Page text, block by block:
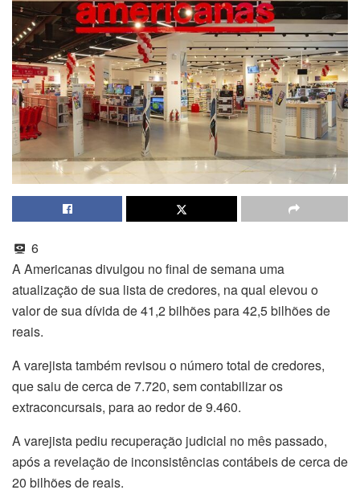
6
A Americanas divulgou no final de semana uma
atualização de sua lista de credores, na qual elevou o
valor de sua dívida de 41,2 bilhões para 42,5 bilhões de
reais.
A varejista também revisou o número total de credores,
que saiu de cerca de 7.720, sem contabilizar os
extraconcursais, para ao redor de 9.460.
A varejista pediu recuperação judicial no mês passado,
após a revelação de inconsistências contábeis de cerca de
20 bilhões de reais.